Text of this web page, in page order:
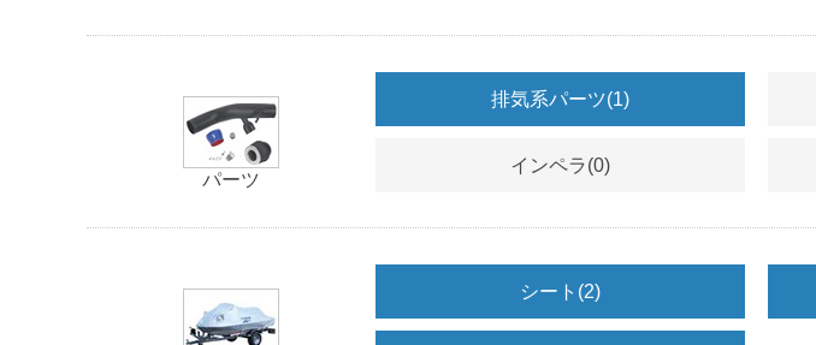
パーツ
排気系パーツ(1)
インペラ(0)
シート (2)